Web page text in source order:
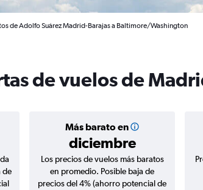
de Adolfo Suárez Madrid-Barajas a Baltimore/Washington
de vuelos de
Más barato en
diciembre
de
Los precios de vuelos más baratos
en promedio. Posible baja de
precios del 4% (ahorro potencial de